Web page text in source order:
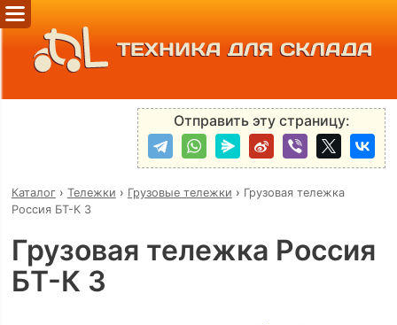
ТЕХНИКА ДЛЯ СКЛАДА
Отправить эту страницу:
Каталог› Тележки › Грузовые тележки › Грузовая тележка
Россия БТ-К 3
Грузовая тележка Россия
БТ-К 3